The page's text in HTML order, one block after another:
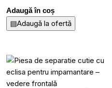
Adaugă în coș
▤Adaugă la ofertă